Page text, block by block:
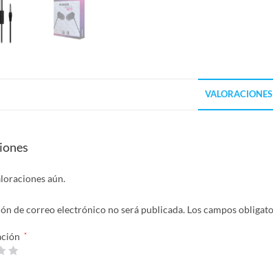
aún.
de correo electrónico no será publicada. Los campos
*